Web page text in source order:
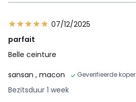
07/12/2025
parfait
Belle ceinture
sansan , macon Geverifieerde koper
Bezitsduur 1 week